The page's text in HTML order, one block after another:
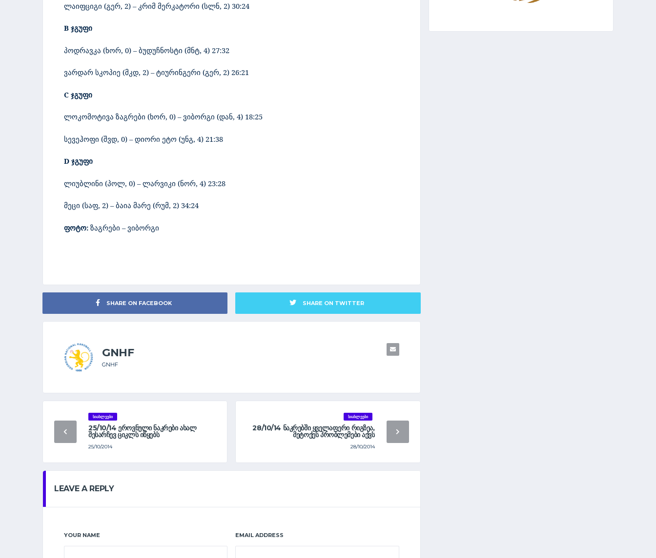
ლაიფციგი (გერ, 2) – კრიმ მერკატორი (სლნ, 2) 30:24
B ჯგუფი
პოდრავკა (ხორ, 0) – ბუდუჩნოსტი (მნტ, 4) 27:32
ვარდარ სკოპიე (მკდ, 2) – ტიურინგერი (გერ, 2) 26:21
C ჯგუფი
ლოკომოტივა ზაგრები (ხორ, 0) – ვიბორგი (დან, 4) 18:25
სევეჰოფი (შვდ, 0) – დიორი ეტო (უნგ, 4) 21:38
D ჯგუფი
ლიუბლინი (პოლ, 0) – ლარვიკი (ნორ, 4) 23:28
მეცი (საფ, 2) – ბაია მარე (რუმ, 2) 34:24
ფოტო: ზაგრები – ვიბორგი
SHARE ON FACEBOOK SHARE ON TWITTER
GNHF
GNHF
ᲡᲘᲐᲮᲚᲔᲔᲑᲘ
25/10/14 ᲔᲠᲝᲕᲜᲣᲚᲘ ᲜᲐᲙᲠᲔᲑᲘ ᲐᲮᲐᲚ
ᲨᲔᲡᲐᲠᲩᲔᲕ ᲪᲘᲙᲚᲡ ᲘᲬᲧᲔᲑᲡ
25/10/2014
ᲡᲘᲐᲮᲚᲔᲔᲑᲘ
28/10/14 ᲜᲐᲙᲠᲔᲑᲨᲘ ᲧᲕᲔᲚᲐᲤᲔᲠᲘ ᲠᲘᲒᲖᲔᲐ,
ᲛᲔᲢᲝᲥᲔᲡ ᲞᲠᲝᲑᲚᲔᲛᲔᲑᲘ ᲐᲥᲕᲡ
28/10/2014
LEAVE A REPLY
YOUR NAME EMAIL ADDRESS